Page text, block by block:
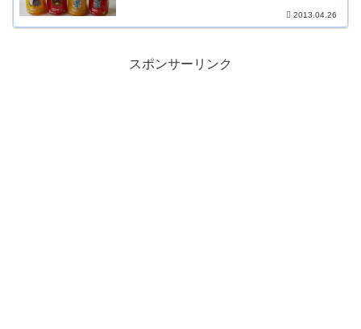
2013.04.26
スポンサーリンク